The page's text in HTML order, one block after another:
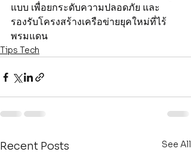
แบบ เพื่อยกระดับความปลอดภัย และ
รองรับโครงสร้างเครือข่ายยุคใหม่ที่ไร้
พรมแดน
Tips Tech
Recent Posts See All